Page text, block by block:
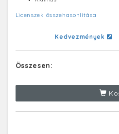
Licenszek összehasonlítása
Kedvezmények
Összesen: